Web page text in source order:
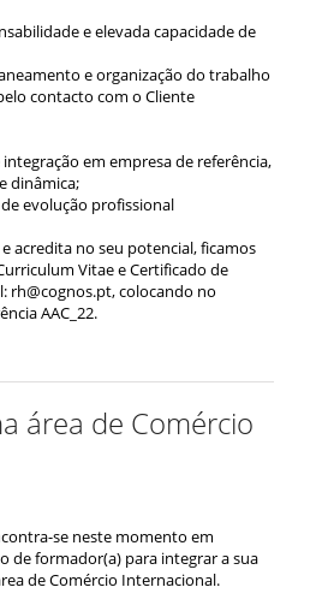
e elevada capacidade de
e organização do trabalho
contacto com o Cliente
em empresa de referência,
dinâmica;
evolução profissional
acredita no seu potencial, ficamos
Vitae e Certificado de
rh@cognos.pt, colocando no
AAC_22.
área de Comércio
se neste momento em
de formador(a) para integrar a sua
de Comércio Internacional.